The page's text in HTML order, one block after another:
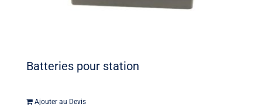
Batteries pour station
Ajouter au Devis